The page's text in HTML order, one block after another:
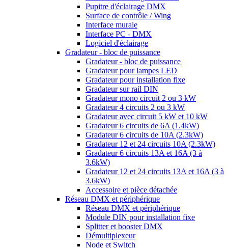
Pupitre d'éclairage DMX
Surface de contrôle / Wing
Interface murale
Interface PC - DMX
Logiciel d'éclairage
Gradateur - bloc de puissance
Gradateur - bloc de puissance
Gradateur pour lampes LED
Gradateur pour installation fixe
Gradateur sur rail DIN
Gradateur mono circuit 2 ou 3 kW
Gradateur 4 circuits 2 ou 3 kW
Gradateur avec circuit 5 kW et 10 kW
Gradateur 6 circuits de 6A (1.4kW)
Gradateur 6 circuits de 10A (2.3kW)
Gradateur 12 et 24 circuits 10A (2.3kW)
Gradateur 6 circuits 13A et 16A (3 à
3.6kW)
Gradateur 12 et 24 circuits 13A et 16A (3 à
3.6kW)
Accessoire et pièce détachée
Réseau DMX et périphérique
Réseau DMX et périphérique
Module DIN pour installation fixe
Splitter et booster DMX
Démultiplexeur
Node et Switch